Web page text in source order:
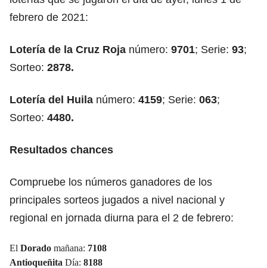
febrero de 2021:
Lotería de la Cruz Roja número: 9701; Serie: 93;
Sorteo: 2878.
Lotería del Huila número: 4159; Serie: 063;
Sorteo: 4480.
Resultados chances
Compruebe los números ganadores de los
principales sorteos jugados a nivel nacional y
regional en jornada diurna para el 2 de febrero:
El Dorado mañana: 7108
Antioqueñita Día: 8188